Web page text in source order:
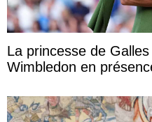
La princesse de
Wimbledon en